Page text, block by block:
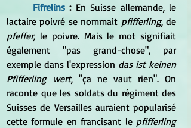
Fifrelins : En Suisse allemande, le
lactaire poivré se nommait pfifferling
pfeffer, le poivre. Mais le mot signifiait
également "pas grand-chose", par
exemple dans l'expression das ist keinen
Pfifferling wert, "ça ne vaut rien". On
raconte que les soldats du régiment des
Suisses de Versailles auraient popularisé
cette formule en francisant le pfifferling